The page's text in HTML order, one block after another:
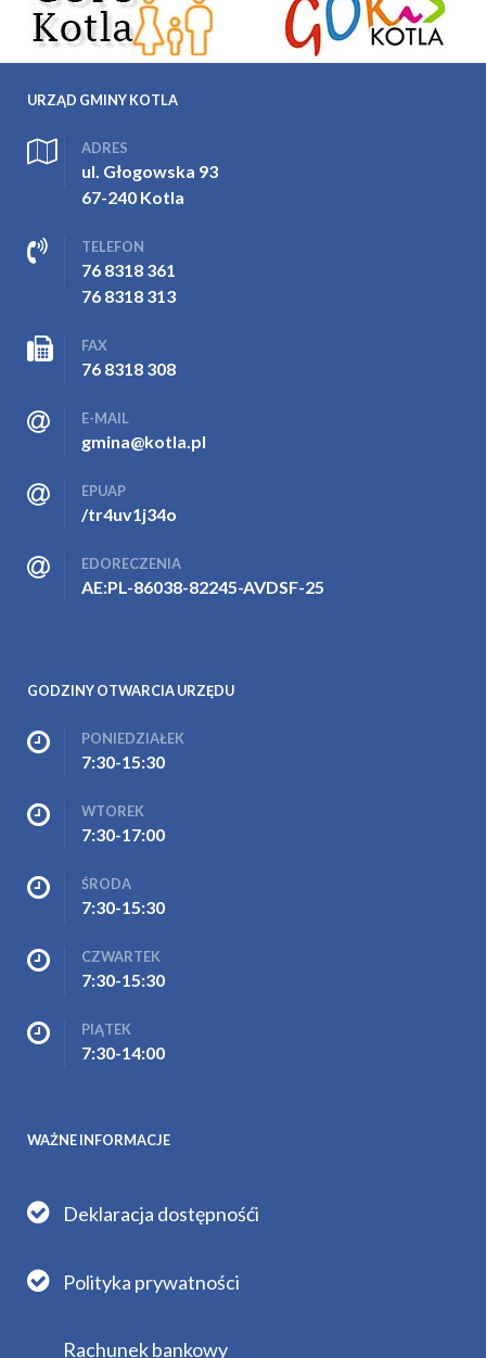
URZĄD GMINY KOTLA
ADRES
ul. Głogowska 93
67-240 Kotla
TELEFON
76 8318 361
76 8318 313
FAX
76 8318 308
E-MAIL
gmina@kotla.pl
EPUAP
/tr4uv1j34o
EDORECZENIA
AE:PL-86038-82245-AVDSF-25
GODZINY OTWARCIA URZĘDU
PONIEDZIAŁEK
7:30-15:30
WTOREK
7:30-17:00
ŚRODA
7:30-15:30
CZWARTEK
7:30-15:30
PIĄTEK
7:30-14:00
WAŻNE INFORMACJE
Deklaracja dostępnośći
Polityka prywatności
Rachunek bankowy